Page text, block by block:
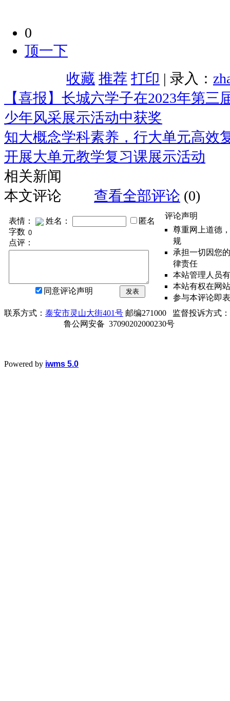
0
顶一下
收藏 推荐 打印 | 录入：
【喜报】长城六学子在2023年第三
少年风采展示活动中获奖
知大概念学科素养，行大单元高
开展大单元教学复习课展示活动
相关新闻
本文评论
查看全部评论 (0)
表情： 姓名：
匿名
字数
点评：
同意评论声明 发表
评论声明
尊重网上道德
规
承担一切因您
律责任
本站管理人员
本站有权在网
参与本评论即
联系方式： 泰安市灵山大街401号 邮编271000 监督投诉方式：
鲁公网安备 37090202000230号
Powered by iwms 5.0